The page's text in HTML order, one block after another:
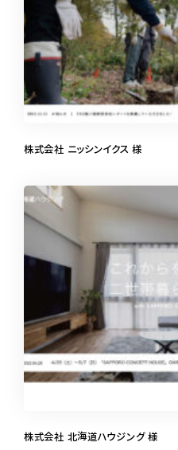
株式会社 ニッシンイクス 様
株式会社 北海道ハウジング 様